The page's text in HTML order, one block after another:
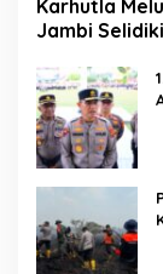
Karhutla
Jambi